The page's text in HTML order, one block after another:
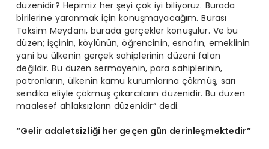
düzenidir? Hepimiz her şeyi çok iyi biliyoruz. Burada
birilerine yaranmak için konuşmayacağım. Burası
Taksim Meydanı, burada gerçekler konuşulur. Ve bu
düzen; işçinin, köylünün, öğrencinin, esnafın, emeklinin
yani bu ülkenin gerçek sahiplerinin düzeni falan
değildir. Bu düzen sermayenin, para sahiplerinin,
patronların, ülkenin kamu kurumlarına çökmüş, sarı
sendika eliyle çökmüş çıkarcıların düzenidir. Bu düzen
maalesef ahlaksızların düzenidir” dedi.
“Gelir adaletsizliği her geçen gün derinleşmektedir”